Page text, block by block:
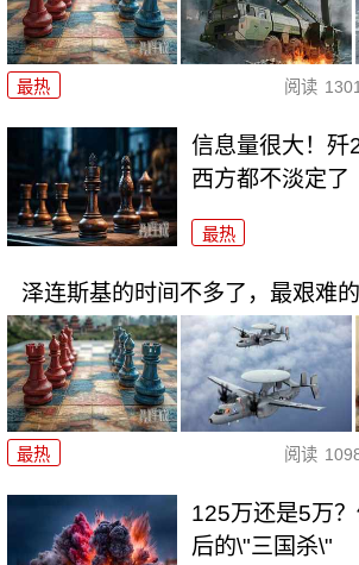
最热 阅读
信息量很大！歼
西方都不淡定了
最热
泽连斯基的时间不多了，最艰难
最热 阅读
125万还是5万
后的\"三国杀\"